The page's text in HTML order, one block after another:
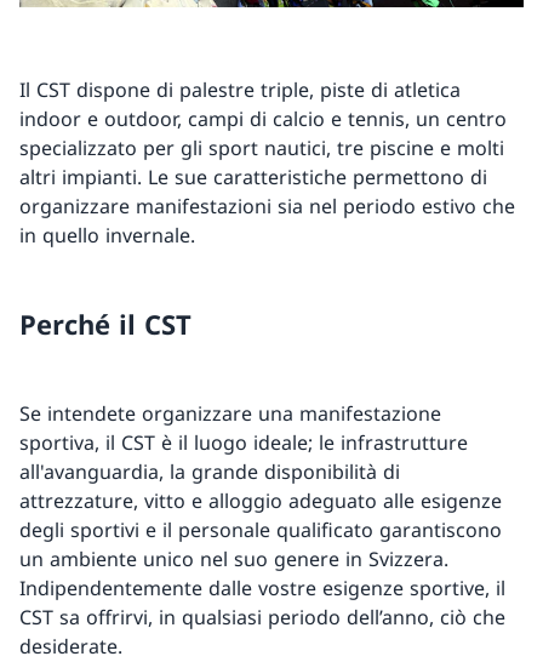
Il CST dispone di palestre triple, piste di atletica
indoor e outdoor, campi di calcio e tennis, un centro
specializzato per gli sport nautici, tre piscine e molti
altri impianti. Le sue caratteristiche permettono di
organizzare manifestazioni sia nel periodo estivo che
in quello invernale.
Perché il CST
Se intendete organizzare una manifestazione
sportiva, il CST è il luogo ideale; le infrastrutture
all'avanguardia, la grande disponibilità di
attrezzature, vitto e alloggio adeguato alle esigenze
degli sportivi e il personale qualificato garantiscono
un ambiente unico nel suo genere in Svizzera.
Indipendentemente dalle vostre esigenze sportive, il
CST sa offrirvi, in qualsiasi periodo dell’anno, ciò che
desiderate.